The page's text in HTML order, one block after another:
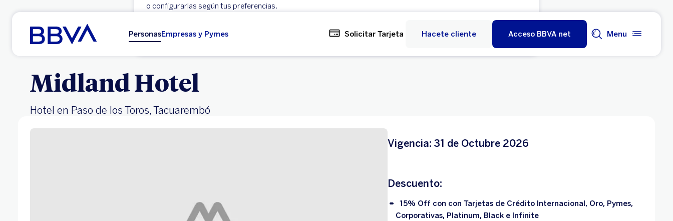
o configurarlas según tus preferencias.
Aceptar Configurar
Ir al contenido principal
PersonasEmpresas y Pymes Solicitar Tarjeta Hacete cliente Acceso BBVA net Menu
Midland Hotel
Hotel en Paso de los Toros, Tacuarembó
Vigencia: 31 de Octubre 2026
Descuento:
15% Off con con Tarjetas de Crédito Internacional, Oro, Pymes,
Corporativas, Platinum, Black e Infinite